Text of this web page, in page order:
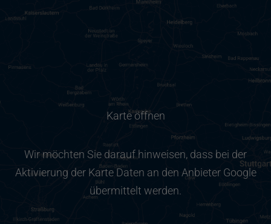
Karte öffnen
Wir möchten Sie darauf hinweisen, dass bei der
Aktivierung der Karte Daten an den Anbieter Google
übermittelt werden.